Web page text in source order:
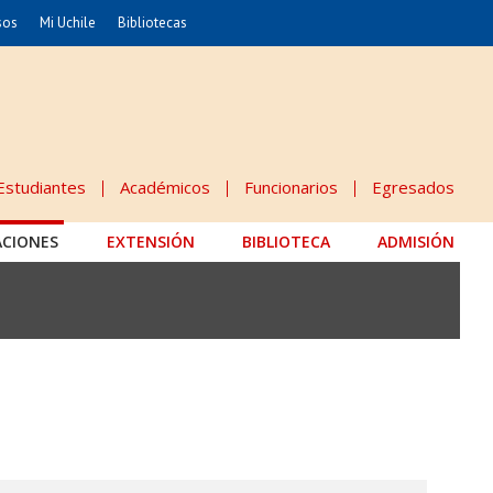
Economía y Negocios
Mi Uchile Bibliotecas
Académicos Funcionarios Egresados
EXTENSIÓN BIBLIOTECA ADMISIÓN